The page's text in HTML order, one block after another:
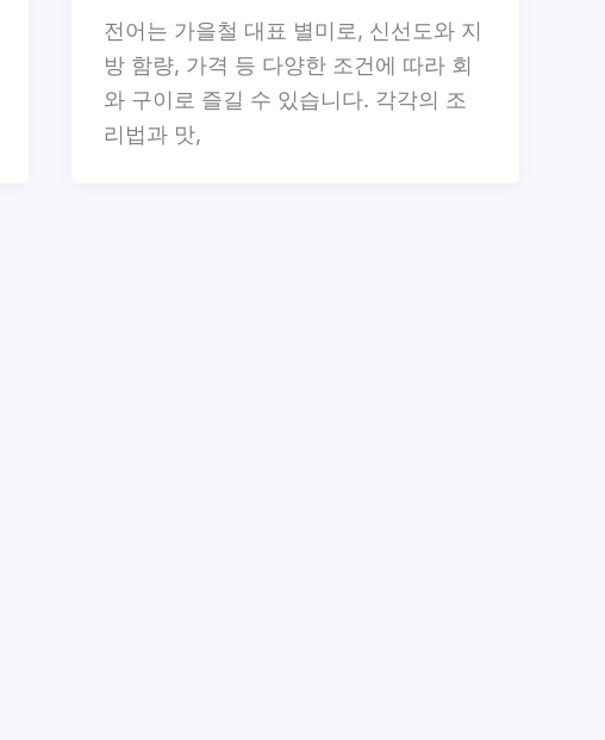
전어는 가을철 대표 별미로, 신선도와 지
방 함량, 가격 등 다양한 조건에 따라 회
와 구이로 즐길 수 있습니다. 각각의 조
리법과 맛,